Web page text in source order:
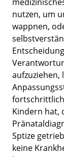
nutzen, um
wappnen,
aufzuziehen,
Kindern hat,
Sptize
keine